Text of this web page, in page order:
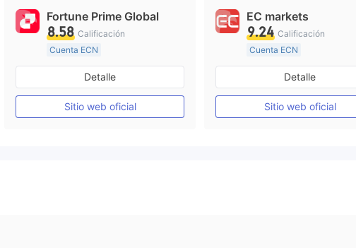
Fortune Prime Global
8.58 Calificación
Cuenta ECN
De 15 a 20 años
Supervisión en Australia
Creación Mercado Forex (MM)
Licencia completa de MT4
Detalle
Sitio web oficial
EC markets
9.24 Calificación
Cuenta ECN
De 10 a 15 años
Supervisión en Australia
Licencia completa de MT4
Detalle
Sitio web oficial